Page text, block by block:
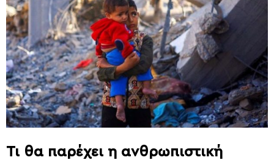
Τι θα παρέχει η ανθρωπιστική